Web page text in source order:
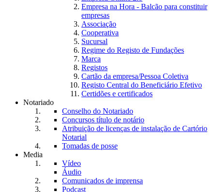
Empresa na Hora - Balcão para constituir
empresas
Associação
Cooperativa
Sucursal
Regime do Registo de Fundações
Marca
Registos
Cartão da empresa/Pessoa Coletiva
Registo Central do Beneficiário Efetivo
Certidões e certificados
Notariado
Conselho do Notariado
Concursos título de notário
Atribuição de licenças de instalação de Cartório
Notarial
Tomadas de posse
Media
Vídeo
Áudio
Comunicados de imprensa
Podcast